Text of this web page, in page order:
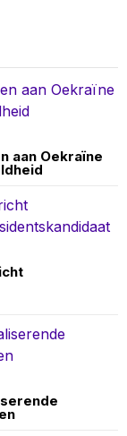
aan Oekraïne